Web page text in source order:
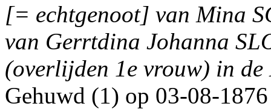
[= echtgenoot] van Mina
van Gerrtdina Johanna
(overlijden 1e vrouw) in de
Gehuwd (1) op 03-08-